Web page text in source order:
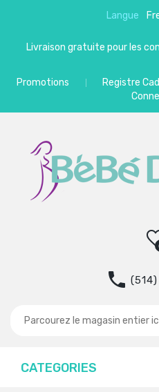
Langue
Livraison gratuite pour les
Promotions Registre
CATEGORIES